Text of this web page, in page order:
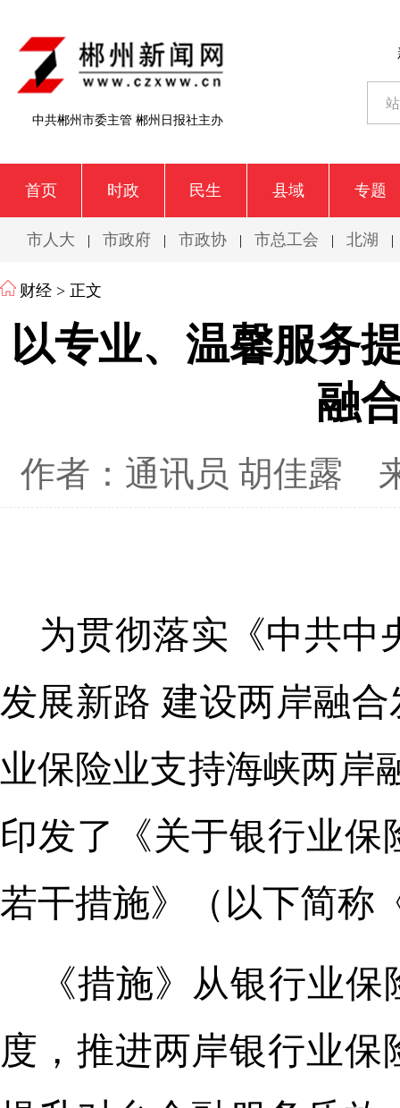
中共郴州市委主管 郴州日报社主办
首页 时政 民生 县域 专题
市人大 | 市政府 | 市政协 | 市总工会 | 北湖 |
财经 > 正文
以专业、温馨服务
融
作者：通讯员 胡佳露
为贯彻落实《中共中
发展新路 建设两岸融
业保险业支持海峡两岸
印发了《关于银行业
若干措施》（以下简称
《措施》从银行业
度，推进两岸银行业